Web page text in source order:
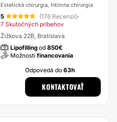
Estetická chirurgia, Intímna chirurgia
5 (176 Recenzií)·
7 Skutočných príbehov
Žižkova 22B, Bratislava
Lipofilling od 850€
Možnosti financovania
Odpovedá do63h
KONTAKTOVAŤ